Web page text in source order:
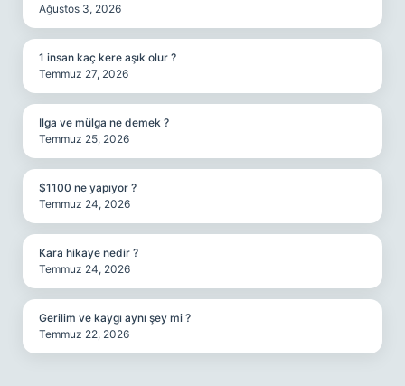
Ağustos 3, 2026
1 insan kaç kere aşık olur ?
Temmuz 27, 2026
Ilga ve mülga ne demek ?
Temmuz 25, 2026
$1100 ne yapıyor ?
Temmuz 24, 2026
Kara hikaye nedir ?
Temmuz 24, 2026
Gerilim ve kaygı aynı şey mi ?
Temmuz 22, 2026